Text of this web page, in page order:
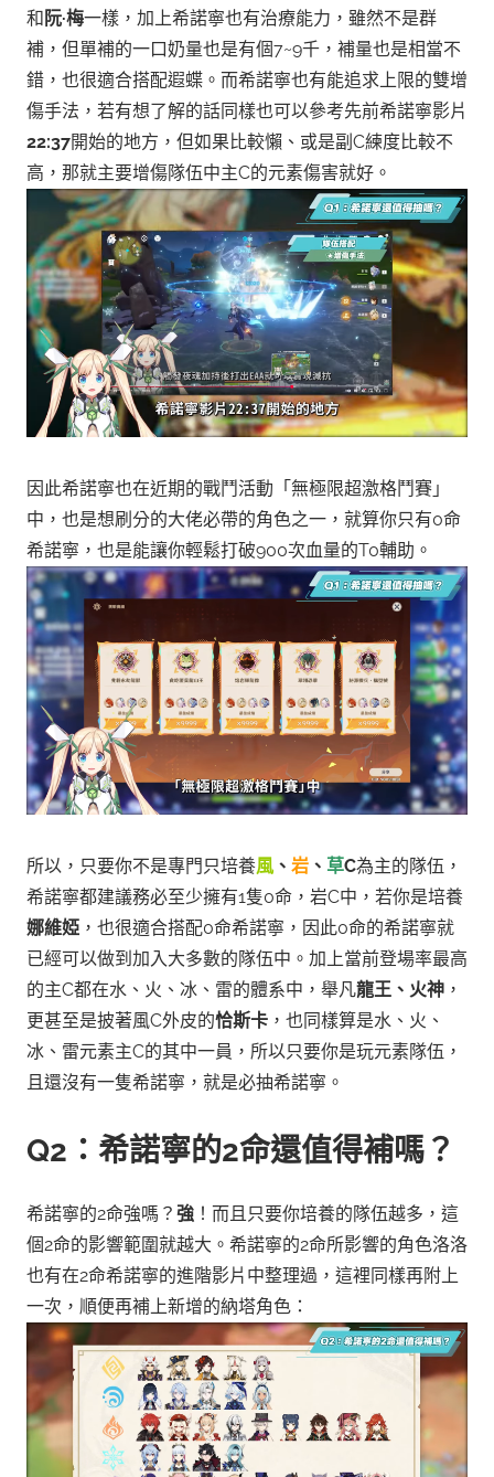
和 阮·梅一樣，加上希諾寧也有治療能力，雖然不是群
補，但單補的一口奶量也是有個7~9千，補量也是相當不
錯，也很適合搭配遐蝶。 而希諾寧也有能追求上限的雙增
傷手法，若有想了解的話同樣也可以參考先前希諾寧影片
22:37開始的地方，但如果比較懶、或是副C練度比較不
高，那就主要增傷隊伍中主C的元素傷害就好。
因此希諾寧也在近期的戰鬥活動「無極限超激格鬥賽」
中，也是想刷分的大佬必帶的角色之一，就算你只有0命
希諾寧，也是能讓你輕鬆打破900次血量的T0輔助。
所以，只要你不是專門只培養風 、 岩 、 草C為主的隊伍，
希諾寧都建議務必至少擁有1隻0命，岩C中，若你是培養
娜維婭 ，也很適合搭配0命希諾寧，因此0命的希諾寧就
已經可以做到加入大多數的隊伍中。加上當前登場率最高
的主C都在水、火、冰、雷的體系中，舉凡龍王、火神 ，
更甚至是披著風C外皮的恰斯卡 ，也同樣算是水、火、
冰、雷元素主C的其中一員，所以只要你是玩元素隊伍，
且還沒有一隻希諾寧，就是必抽希諾寧。
Q2：希諾寧的2命還值得補嗎？
希諾寧的2命強嗎？ 強 ！而且只要你培養的隊伍越多，這
個2命的影響範圍就越大。 希諾寧的2命所影響的角色洛洛
也有在2命希諾寧的進階影片中整理過，這裡同樣再附上
一次， 順便再補上新增的納塔角色：